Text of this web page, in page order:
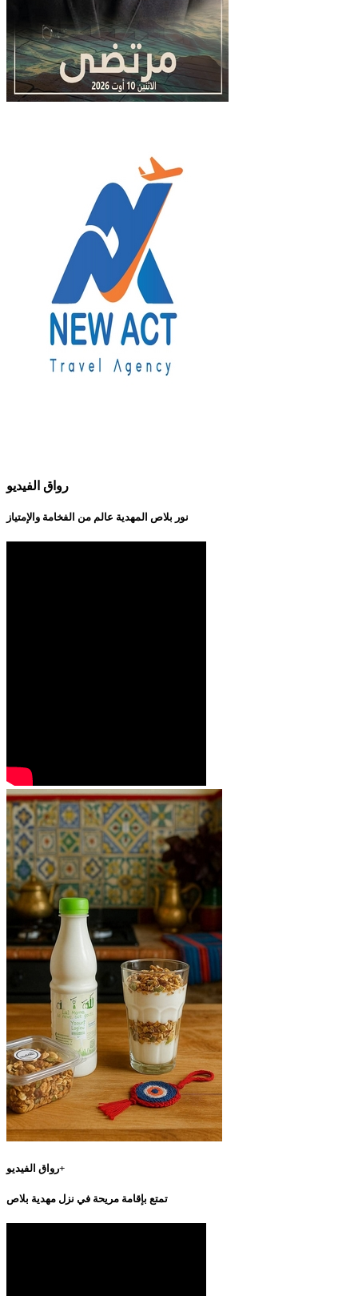
رواق الفيديو
نور بلاص المهدية عالم من الفخامة والإمتياز
رواق الفيديو+
تمتع بإقامة مريحة في نزل مهدية بلاص